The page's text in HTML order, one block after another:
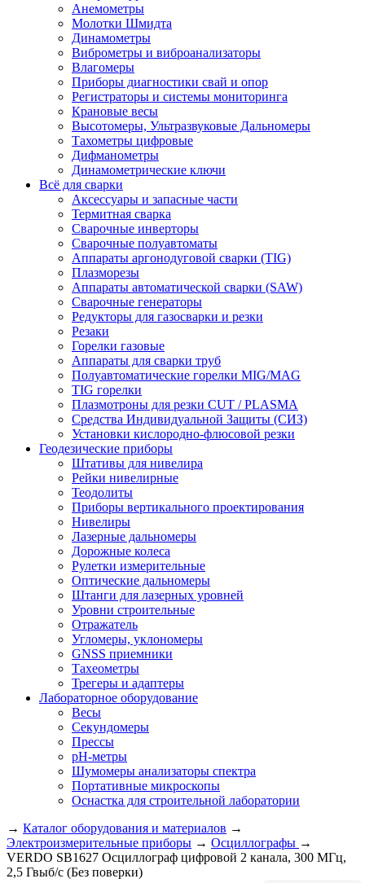
Анемометры
Молотки Шмидта
Динамометры
Виброметры и виброанализаторы
Влагомеры
Приборы диагностики свай и опор
Регистраторы и системы мониторинга
Крановые весы
Высотомеры, Ультразвуковые Дальномеры
Тахометры цифровые
Дифманометры
Динамометрические ключи
Всё для сварки
Аксессуары и запасные части
Термитная сварка
Сварочные инверторы
Сварочные полуавтоматы
Аппараты аргонодуговой сварки (TIG)
Плазморезы
Аппараты автоматической сварки (SAW)
Сварочные генераторы
Редукторы для газосварки и резки
Резаки
Горелки газовые
Аппараты для сварки труб
Полуавтоматические горелки MIG/MAG
TIG горелки
Плазмотроны для резки CUT / PLASMA
Средства Индивидуальной Защиты (СИЗ)
Установки кислородно-флюсовой резки
Геодезические приборы
Штативы для нивелира
Рейки нивелирные
Теодолиты
Приборы вертикального проектирования
Нивелиры
Лазерные дальномеры
Дорожные колеса
Рулетки измерительные
Оптические дальномеры
Штанги для лазерных уровней
Уровни строительные
Отражатель
Угломеры, уклономеры
GNSS приемники
Тахеометры
Трегеры и адаптеры
Лабораторное оборудование
Весы
Секундомеры
Прессы
pH-метры
Шумомеры анализаторы спектра
Портативные микроскопы
Оснастка для строительной лаборатории
→ Каталог оборудования и материалов →
Электроизмерительные приборы → Осциллографы →
VERDO SB1627 Осциллограф цифровой 2 канала, 300 МГц,
2,5 Гвыб/с (Без поверки)